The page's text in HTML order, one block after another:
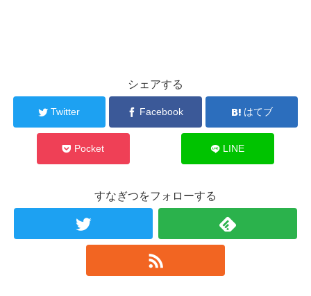
シェアする
Twitter Facebook はてブ
Pocket LINE
すなぎつをフォローする